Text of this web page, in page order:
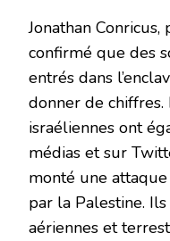
Jonathan
confirmé que des
entrés dans
donner de chiffres.
israéliennes ont
médias et sur
monté une
par la Palestine.
aériennes et